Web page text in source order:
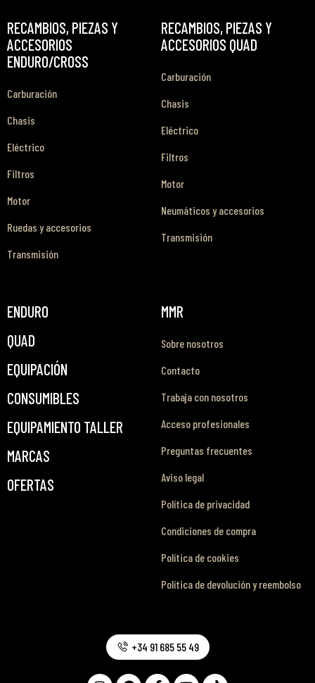
RECAMBIOS, PIEZAS Y
ACCESORIOS
ENDURO/CROSS
Carburación
Chasis
Eléctrico
Filtros
Motor
Ruedas y accesorios
Transmisión
RECAMBIOS, PIEZAS Y
ACCESORIOS QUAD
Carburación
Chasis
Eléctrico
Filtros
Motor
Neumáticos y accesorios
Transmisión
ENDURO
QUAD
EQUIPACIÓN
CONSUMIBLES
EQUIPAMIENTO TALLER
MARCAS
OFERTAS
MMR
Sobre nosotros
Contacto
Trabaja con nosotros
Acceso profesionales
Preguntas frecuentes
Aviso legal
Política de privacidad
Condiciones de compra
Política de cookies
Política de devolución y reembolso
+34 91 685 55 49